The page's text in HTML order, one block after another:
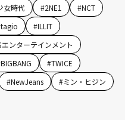
女時代 #2NE1 #NCT
#ILLIT
エンターテインメント
BIGBANG #TWICE
#NewJeans #ミン・ヒジン